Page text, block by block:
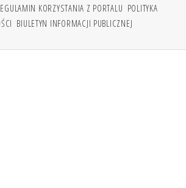
KORZYSTANIA Z PORTALU POLITYKA
BIULETYN INFORMACJI PUBLICZNEJ